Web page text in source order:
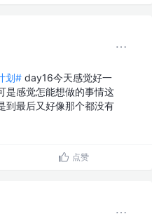
划# day16今天感觉好一
是感觉怎能想做的事情这
到最后又好像那个都没有
点赞